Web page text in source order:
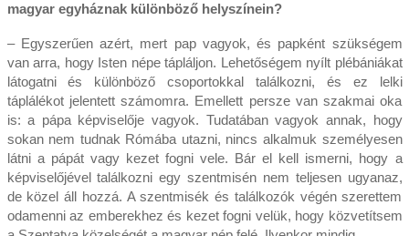
magyar egyháznak különböző helyszínein?
– Egyszerűen azért, mert pap vagyok, és papként szükségem
van arra, hogy Isten népe tápláljon. Lehetőségem nyílt plébániákat
látogatni és különböző csoportokkal találkozni, és ez lelki
táplálékot jelentett számomra. Emellett persze van szakmai oka
is: a pápa képviselője vagyok. Tudatában vagyok annak, hogy
sokan nem tudnak Rómába utazni, nincs alkalmuk személyesen
látni a pápát vagy kezet fogni vele. Bár el kell ismerni, hogy a
képviselőjével találkozni egy szentmisén nem teljesen ugyanaz,
de közel áll hozzá. A szentmisék és találkozók végén szerettem
odamenni az emberekhez és kezet fogni velük, hogy közvetítsem